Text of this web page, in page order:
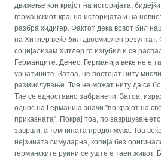
движење кон крајот на историјата,
германскиот крај на историјата и на
разбра хидигер. Фактот дека врвот бил
на Хитлер веќе бил двосмислен
социјализам Хитлер го изгубил и се
Германците. Денес, Германија веќе не е
урнатините. Затоа, не постојат ниту
размислување. Тие не можат ниту да се
Тие се едноставно забранети. Затоа,
однос на Германија значи "по крајот на
приказната". Покрај тоа, по
заврши, а темнината продолжува. Тоа
нејзината симуларна, копија без
германските руини се уште е таен живот.